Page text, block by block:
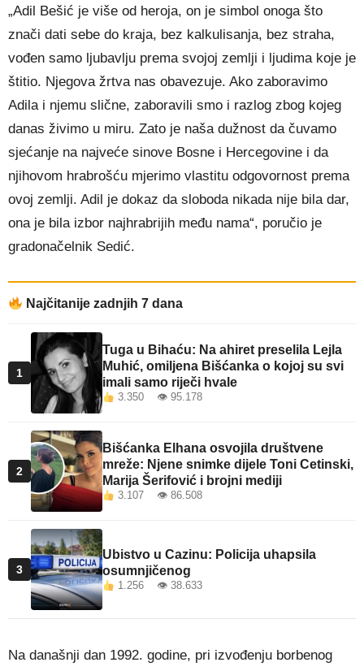
„Adil Bešić je više od heroja, on je simbol onoga što
znači dati sebe do kraja, bez kalkulisanja, bez straha,
vođen samo ljubavlju prema svojoj zemlji i ljudima koje je
štitio. Njegova žrtva nas obavezuje. Ako zaboravimo
Adila i njemu slične, zaboravili smo i razlog zbog kojeg
danas živimo u miru. Zato je naša dužnost da čuvamo
sjećanje na najveće sinove Bosne i Hercegovine i da
njihovom hrabrošću mjerimo vlastitu odgovornost prema
ovoj zemlji. Adil je dokaz da sloboda nikada nije bila dar,
ona je bila izbor najhrabrijih među nama“, poručio je
gradonačelnik Sedić.
Najčitanije zadnjih 7 dana
1
Tuga u Bihaću: Na ahiret preselila Lejla
Muhić, omiljena Bišćanka o kojoj su svi
imali samo riječi hvale
3.350 👁 95.178
2
Bišćanka Elhana osvojila društvene
mreže: Njene snimke dijele Toni Cetinski,
Marija Šerifović i brojni mediji
3.107 👁 86.508
3
Ubistvo u Cazinu: Policija uhapsila
osumnjičenog
1.256 👁 38.633
Na današnji dan 1992. godine, pri izvođenju borbenog